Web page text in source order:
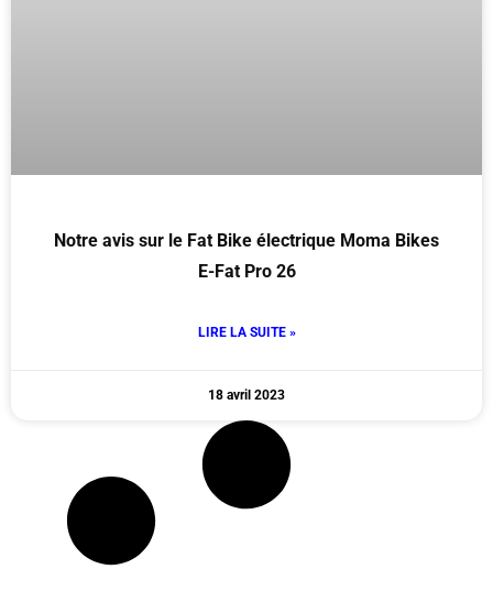
Notre avis sur le Fat Bike électrique Moma Bikes
E-Fat Pro 26
LIRE LA SUITE »
18 avril 2023